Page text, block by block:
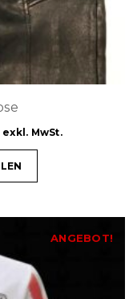
exkl. MwSt.
ANGEBOT!